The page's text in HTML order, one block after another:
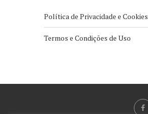
Política de Privacidade e Cookies
Termos e Condições de Uso